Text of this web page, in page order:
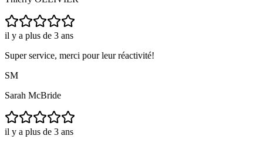
il y a plus de 3 ans
Super service, merci pour leur réactivité!
SM
Sarah McBride
il y a plus de 3 ans